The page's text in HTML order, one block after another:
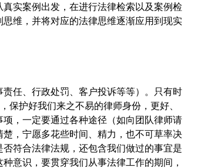
实案例出发，在进行法律检索以及案例检
维，并将对应的法律思维逐渐应用到现实
任、行政处罚、客户投诉等等）。只有时
保护好我们来之不易的律师身份，更好、
，一定要通过各种途径（如向团队律师请
，宁愿多花些时间、精力，也不可草率决
符合法律法规，还包含我们做过的事宜是
意识，要贯穿我们从事法律工作的期间，